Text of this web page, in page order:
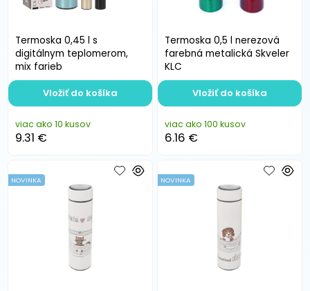
Termoska 0,45 l s
digitálnym teplomerom,
mix farieb
viac ako 10 kusov
9.31 €
Vložiť do košíka
Termoska 0,5 l nerezová
farebná metalická Skveler
KLC
viac ako 100 kusov
6.16 €
Vložiť do košíka
NOVINKA NOVINKA